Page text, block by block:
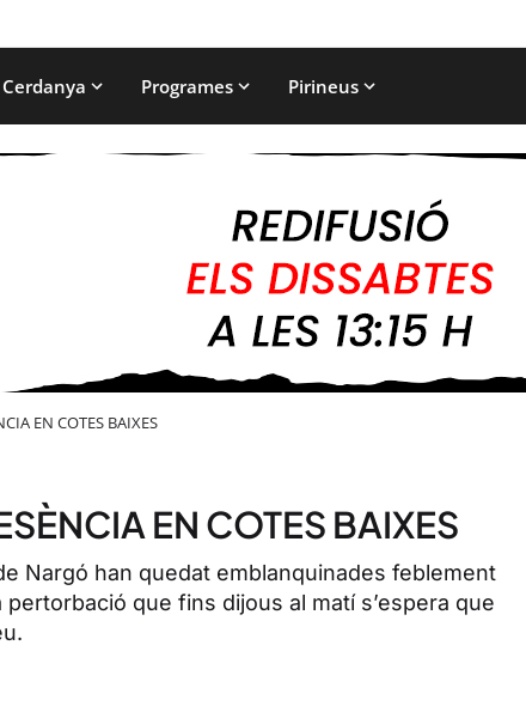
Cerdanya Programes Pirineus
EN COTES BAIXES
EN COTES BAIXES
Nargó han quedat emblanquinades feblement
pertorbació que fins dijous al matí s’espera que